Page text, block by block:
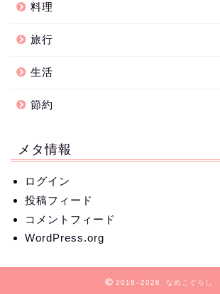
料理
旅行
生活
節約
メタ情報
ログイン
投稿フィード
コメントフィード
WordPress.org
2018–2026 なめこぐらし